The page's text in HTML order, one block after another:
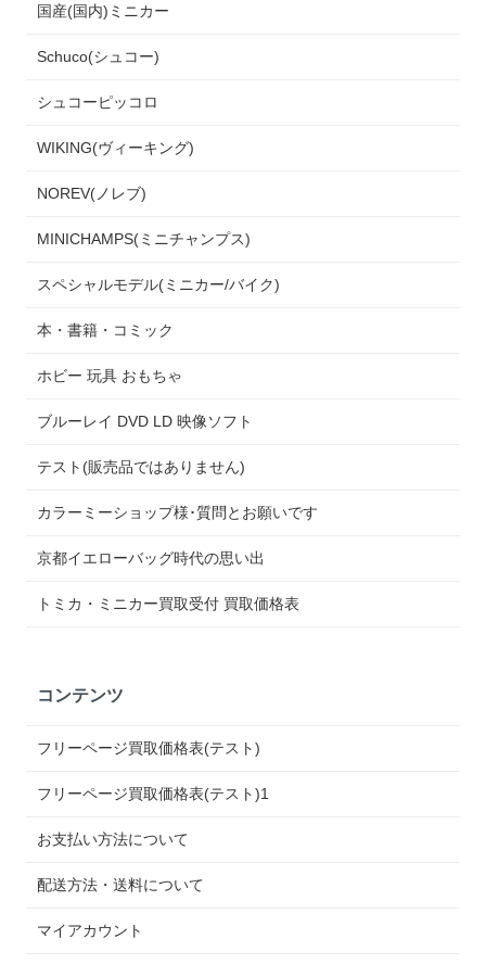
国産(国内)ミニカー
Schuco(シュコー)
シュコーピッコロ
WIKING(ヴィーキング)
NOREV(ノレブ)
MINICHAMPS(ミニチャンプス)
スペシャルモデル(ミニカー/バイク)
本・書籍・コミック
ホビー 玩具 おもちゃ
ブルーレイ DVD LD 映像ソフト
テスト(販売品ではありません)
カラーミーショップ様･質問とお願いです
京都イエローバッグ時代の思い出
トミカ・ミニカー買取受付 買取価格表
コンテンツ
フリーページ買取価格表(テスト)
フリーページ買取価格表(テスト)1
お支払い方法について
配送方法・送料について
マイアカウント